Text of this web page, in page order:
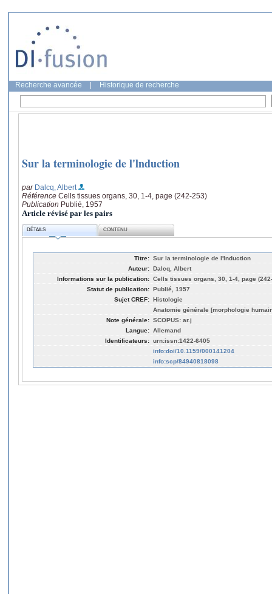
Recherche avancée Historique de recherche
Sur la terminologie de l'lnduction
par Dalcq, Albert
Référence Cells tissues organs, 30, 1-4, page (242-253)
Publication Publié, 1957
Article révisé par les pairs
DÉTAILS CONTENU
Titre: Sur la terminologie de l'lnduction
Auteur: Dalcq, Albert
Informations sur la publication: Cells tissues organs, 30, 1-4, page
Statut de publication: Publié, 1957
Sujet CREF: Histologie
Anatomie générale [morphologie
Note générale: SCOPUS: ar.j
Langue: Allemand
Identificateurs: urn:issn:1422-6405
info:doi/10.1159/000141204
info:scp/84940818098